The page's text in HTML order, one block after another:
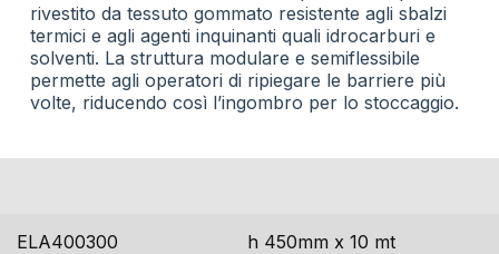
rivestito da tessuto gommato resistente agli sbalzi
termici e agli agenti inquinanti quali idrocarburi e
solventi. La struttura modulare e semiflessibile
permette agli operatori di ripiegare le barriere più
volte, riducendo così l’ingombro per lo stoccaggio.
ELA400300 h 450mm x 10 mt